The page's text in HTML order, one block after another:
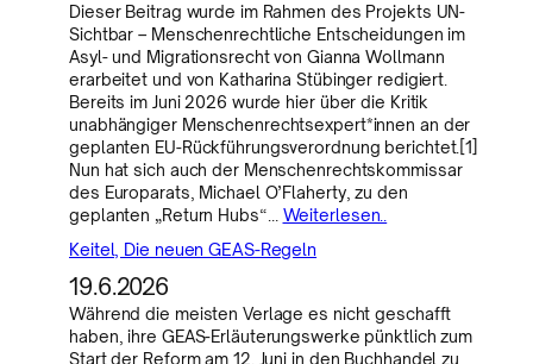
Dieser Beitrag wurde im Rahmen des Projekts UN-
Sichtbar – Menschenrechtliche Entscheidungen im
Asyl- und Migrationsrecht von Gianna Wollmann
erarbeitet und von Katharina Stübinger redigiert.
Bereits im Juni 2026 wurde hier über die Kritik
unabhängiger Menschenrechtsexpert*innen an der
geplanten EU-Rückführungsverordnung berichtet.[1]
Nun hat sich auch der Menschenrechtskommissar
des Europarats, Michael O’Flaherty, zu den
geplanten „Return Hubs“… Weiterlesen..
Keitel, Die neuen GEAS-Regeln
19.6.2026
Während die meisten Verlage es nicht geschafft
haben, ihre GEAS-Erläuterungswerke pünktlich zum
Start der Reform am 12. Juni in den Buchhandel zu